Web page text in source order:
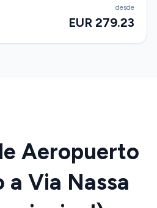
desde
EUR 279.23
Aeropuerto
a Via Nassa